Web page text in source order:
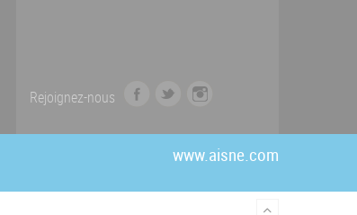
Rejoignez-nous
o
e
t
g
www.aisne.com